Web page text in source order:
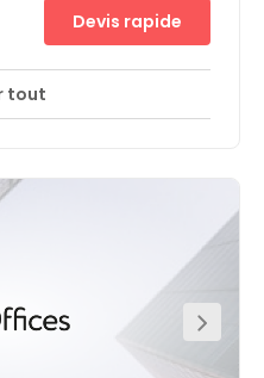
de détente
Airport and 20
This center is easily
Brussels. Within
Fort Walem, as well as
of work. Just a short drive
Castle Battenbroek.
Devis rapide
tout